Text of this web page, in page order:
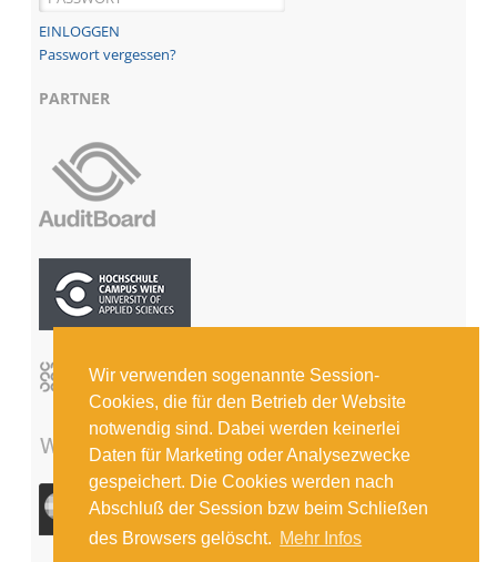
Wir verwenden sogenannte Session-
Cookies, die für den Betrieb der Website
notwendig sind. Dabei werden keinerlei
Daten für Marketing oder Analysezwecke
gespeichert. Die Cookies werden nach
Abschluß der Session bzw beim Schließen
des Browsers gelöscht. Mehr Infos
Passwort vergessen?
PARTNER